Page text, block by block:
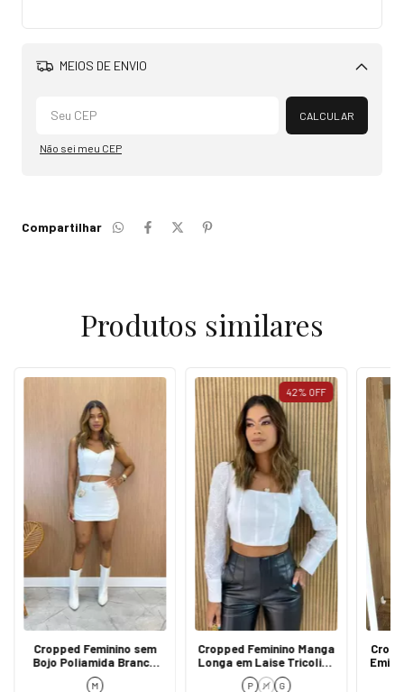
MEIOS DE ENVIO
Alterar CEP
CALCULAR
Não sei meu CEP
Compartilhar
Produtos similares
Cropped Feminino sem
Bojo Poliamida Branco
Alças Largas
M
42% OFF
Cropped Feminino Manga
Longa em Laise Tricoline
Branco
P M G